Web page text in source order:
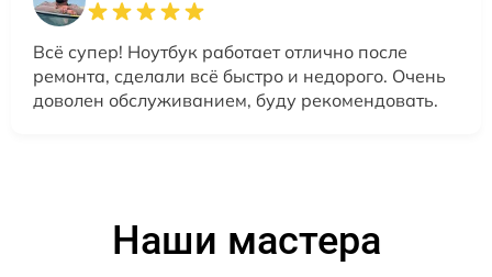
Всё супер! Ноутбук работает отлично после
ремонта, сделали всё быстро и недорого. Очень
доволен обслуживанием, буду рекомендовать.
Наши мастера